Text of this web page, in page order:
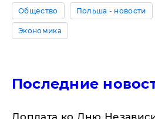
Общество Польша - новости
Экономика
Последние
Доплата ко Дню